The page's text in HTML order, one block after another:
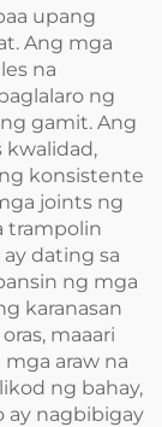
upang
Ang mga
na
ng
gamit. Ang
kwalidad,
konsistente
joints ng
trampolin
dating sa
ng mga
karanasan
maaari
araw na
ng bahay,
ay nagbibigay